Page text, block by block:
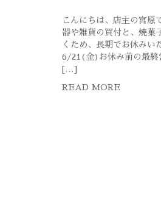
こんにちは、店主の宮原
器や雑貨の買付と、焼菓
くため、長期でお休み
6/21(金)お休み前の最
[…]
READ MORE